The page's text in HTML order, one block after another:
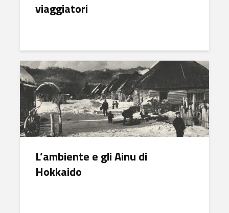
viaggiatori
L’ambiente e gli Ainu di
Hokkaido